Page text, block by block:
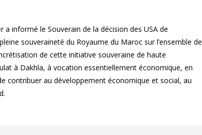
informé le Souverain de la décision des USA de
souveraineté du Royaume du Maroc sur l’ensemble de
de cette initiative souveraine de haute
à Dakhla, à vocation essentiellement économique, en
contribuer au développement économique et social, au